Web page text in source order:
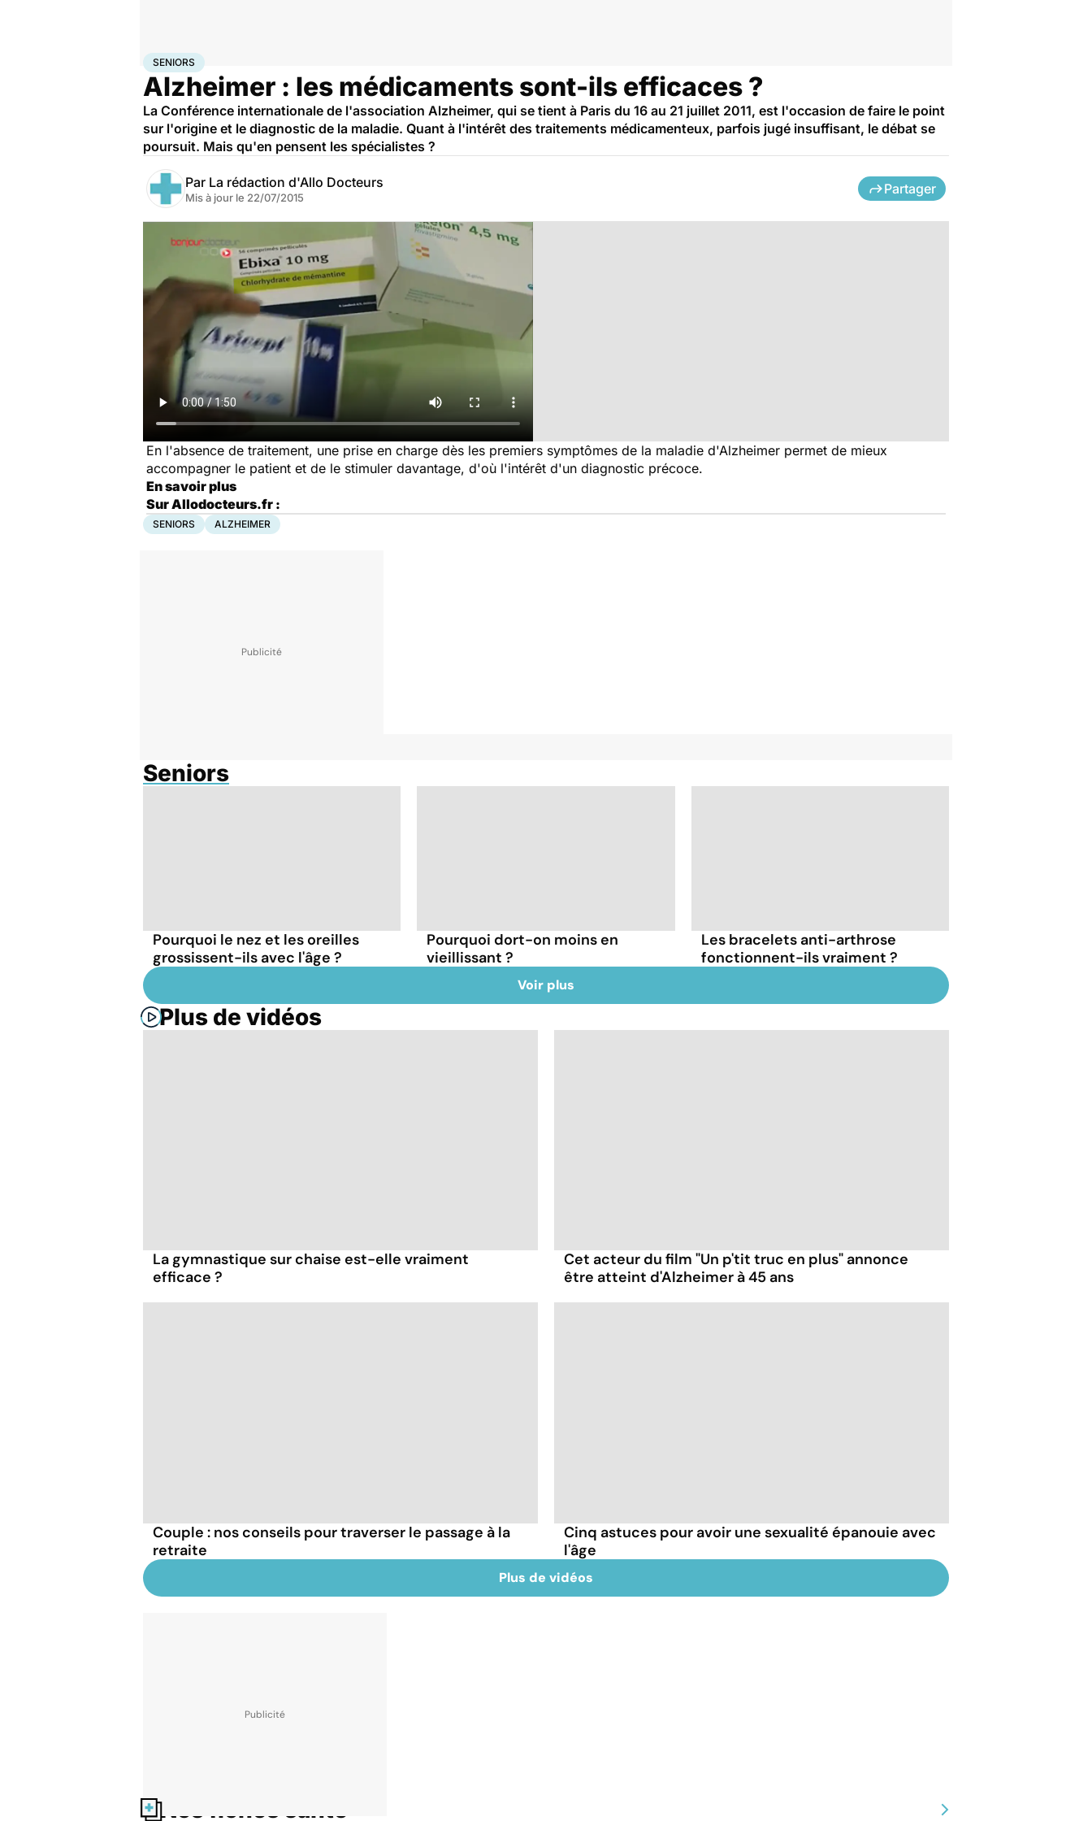
AccueilSantéMaladies
SENIORS
Alzheimer : les médicaments sont-ils efficaces ?
La Conférence internationale de l'association Alzheimer, qui se tient à Paris du 16 au 21 juillet 2011, est l'occasion de faire le point
sur l'origine et le diagnostic de la maladie. Quant à l'intérêt des traitements médicamenteux, parfois jugé insuffisant, le débat se
poursuit. Mais qu'en pensent les spécialistes ?
Par La rédaction d'Allo Docteurs
Mis à jour le 22/07/2015
Partager
En l'absence de traitement, une prise en charge dès les premiers symptômes de la maladie d'Alzheimer permet de mieux
accompagner le patient et de le stimuler davantage, d'où l'intérêt d'un diagnostic précoce.
En savoir plus
Sur Allodocteurs.fr :
SENIORS ALZHEIMER
Seniors
Pourquoi le nez et les oreilles
grossissent-ils avec l'âge ?
Pourquoi dort-on moins en
vieillissant ?
Les bracelets anti-arthrose
fonctionnent-ils vraiment ?
Voir plus
Plus de vidéos
La gymnastique sur chaise est-elle vraiment
efficace ?
Cet acteur du film "Un p'tit truc en plus" annonce
être atteint d'Alzheimer à 45 ans
Couple : nos conseils pour traverser le passage à la
retraite
Cinq astuces pour avoir une sexualité épanouie avec
l'âge
Plus de vidéos
Nos fiches santé